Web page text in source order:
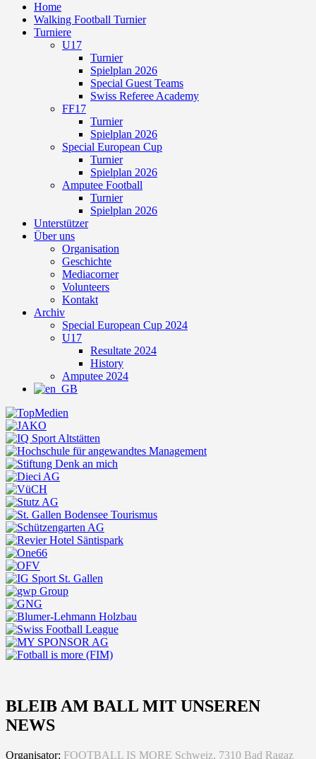
Home
Walking Football Turnier
Turniere
U17
Turnier
Spielplan 2026
Special Guest Teams
Swiss Referee Academy
FF17
Turnier
Spielplan 2026
Special European Cup
Turnier
Spielplan 2026
Amputee Football
Turnier
Spielplan 2026
Unterstützer
Über uns
Organisation
Geschichte
Mediacorner
Volunteers
Kontakt
Archiv
Special European Cup 2024
U17
Resultate 2024
History
Amputee 2024
BLEIB AM BALL MIT UNSEREN
NEWS
Organisator: FOOTBALL IS MORE Schweiz, 7310 Bad Ragaz